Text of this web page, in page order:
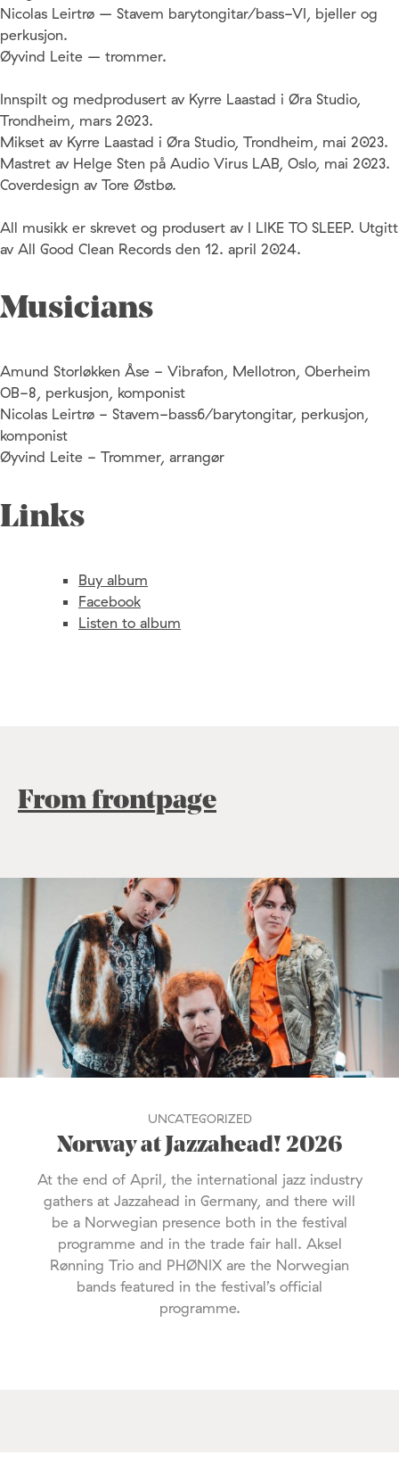
Nicolas Leirtrø – Stavem barytongitar/bass-VI, bjeller og
perkusjon.
Øyvind Leite – trommer.
Innspilt og medprodusert av Kyrre Laastad i Øra Studio,
Trondheim, mars 2023.
Mikset av Kyrre Laastad i Øra Studio, Trondheim, mai 2023.
Mastret av Helge Sten på Audio Virus LAB, Oslo, mai 2023.
Coverdesign av Tore Østbø.
All musikk er skrevet og produsert av I LIKE TO SLEEP. Utgitt
av All Good Clean Records den 12. april 2024.
Musicians
Amund Storløkken Åse - Vibrafon, Mellotron, Oberheim
OB-8, perkusjon, komponist
Nicolas Leirtrø - Stavem-bass6/barytongitar, perkusjon,
komponist
Øyvind Leite - Trommer, arrangør
Links
Buy album
Facebook
Listen to album
From frontpage
UNCATEGORIZED
Norway at Jazzahead! 2026
At the end of April, the international jazz industry
gathers at Jazzahead in Germany, and there will
be a Norwegian presence both in the festival
programme and in the trade fair hall. Aksel
Rønning Trio and PHØNIX are the Norwegian
bands featured in the festival’s official
programme.